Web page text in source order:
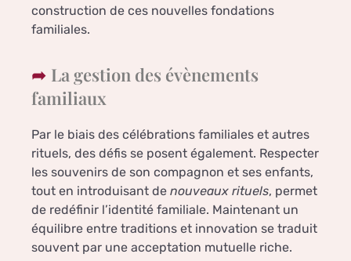
construction de ces nouvelles fondations
familiales.
La gestion des évènements
familiaux
Par le biais des célébrations familiales et autres
rituels, des défis se posent également. Respecter
les souvenirs de son compagnon et ses enfants,
tout en introduisant de nouveaux rituels, permet
de redéfinir l’identité familiale. Maintenant un
équilibre entre traditions et innovation se traduit
souvent par une acceptation mutuelle riche.